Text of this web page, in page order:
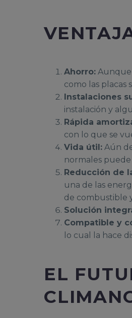
Ahorro: Aunque
como las placas
Instalaciones
instalación y
Rápida
con lo que se
Vida útil: Aún
normales puede
Reducción de
una de las
de combustible
Solución
Compatible y
lo cual la hace
EL